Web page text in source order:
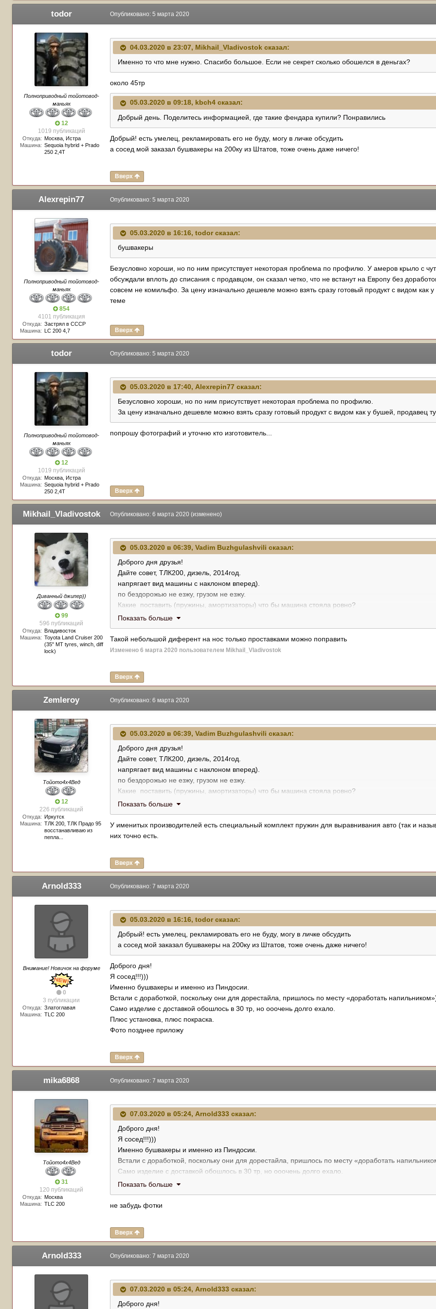
todor
Полноприводный тойотовод-
маньяк
12
1019 публикаций
Откуда: Москва, Истра
Машина: Sequoia hybrid + Prado
250 2,4T
Опубликовано: 5 марта 2020
04.03.2020 в 23:07, Mikhail_Vladivostok сказал:
Именно то что мне нужно. Спасибо большое. Если не секрет сколько обошелся в деньгах?
около 45тр
05.03.2020 в 09:18, kbch4 сказал:
Добрый день. Поделитесь информацией, где такие фендара купили? Понравились
Добрый! есть умелец, рекламировать его не буду, могу в личке обсудить
а сосед мой заказал бушвакеры на 200ку из Штатов, тоже очень даже ничего!
Вверх
Alexrepin77
Полноприводный тойотовод-
маньяк
854
4101 публикация
Откуда: Застрял в СССР
Машина: LC 200 4,7
Опубликовано: 5 марта 2020
05.03.2020 в 16:16, todorсказал:
бушвакеры
Безусловно хороши, но по ним присутствует некоторая проблема по профилю. У амеров крыло с
обсуждали вплоть до списания с продавцом, он сказал четко, что не встанут на Европу без
совсем не комильфо. За цену изначально дешевле можно взять сразу готовый продукт с видом как
теме
Вверх
todor
Полноприводный тойотовод-
маньяк
12
1019 публикаций
Откуда: Москва, Истра
Машина: Sequoia hybrid + Prado
250 2,4T
Опубликовано: 5 марта 2020
05.03.2020 в 17:40, Alexrepin77 сказал:
Безусловно хороши, но по ним присутствует некоторая проблема по профилю.
За цену изначально дешевле можно взять сразу готовый продукт с видом как у бушей, продавец
попрошу фотографий и уточню кто изготовитель...
Вверх
Mikhail_Vladivostok
Диванный джипер))
99
596 публикаций
Откуда: Владивосток
Машина: Toyota Land Cruiser 200
(35" MT tyres, winch, diff
lock)
Опубликовано: 6 марта 2020 (изменено)
05.03.2020 в 06:39, Vadim Buzhgulashvili сказал:
Доброго дня друзья!
Дайте совет, ТЛК200, дизель, 2014год.
напрягает вид машины с наклоном вперед).
по бездорожью не езжу, грузом не езжу.
Какие поставить (пружины, амортизаторы) что бы машина стояла ровно?
какую контору посоветуйте чтобы все установили по-людски (в москве)
спасибо человеческое !!!
Показать больше
Такой небольшой диферент на нос только проставками можно поправить
Изменено 6 марта 2020 пользователем Mikhail_Vladivostok
Вверх
Zemleroy
Тойото4х4Вед
12
226 публикаций
Откуда: Иркутск
Машина: ТЛК 200, ТЛК Прадо 95
восстанавливаю из
пепла...
Опубликовано: 6 марта 2020
05.03.2020 в 06:39, Vadim Buzhgulashvili сказал:
Доброго дня друзья!
Дайте совет, ТЛК200, дизель, 2014год.
напрягает вид машины с наклоном вперед).
по бездорожью не езжу, грузом не езжу.
Какие поставить (пружины, амортизаторы) что бы машина стояла ровно?
какую контору посоветуйте чтобы все установили по-людски (в москве)
спасибо человеческое !!!
Показать больше
У именитых производителей есть специальный комплект пружин для выравнивания авто (так и
них точно есть.
Вверх
Arnold333
Внимание! Новичок на форуме
0
3 публикации
Откуда: Златоглавая
Машина: TLC 200
Опубликовано: 7 марта 2020
05.03.2020 в 16:16, todorсказал:
Добрый! есть умелец, рекламировать его не буду, могу в личке обсудить
а сосед мой заказал бушвакеры на 200ку из Штатов, тоже очень даже ничего!
Доброго дня!
Я сосед!!!)))
Именно бушвакеры и именно из Пиндосии.
Встали с доработкой, поскольку они для дорестайла, пришлось по месту «доработать
Само изделие с доставкой обошлось в 30 тр, но ооочень долго ехало.
Плюс установка, плюс покраска.
Фото позднее приложу
Вверх
mika6868
Тойото4х4Вед
31
120 публикаций
Откуда: Москва
Машина: TLC 200
Опубликовано: 7 марта 2020
07.03.2020 в 05:24, Arnold333 сказал:
Доброго дня!
Я сосед!!!)))
Именно бушвакеры и именно из Пиндосии.
Встали с доработкой, поскольку они для дорестайла, пришлось по месту «доработать
Само изделие с доставкой обошлось в 30 тр, но ооочень долго ехало.
Плюс установка, плюс покраска.
Фото позднее приложу
Показать больше
не забудь фотки
Вверх
Arnold333 Опубликовано: 7 марта 2020
07.03.2020 в 05:24, Arnold333 сказал:
Доброго дня!